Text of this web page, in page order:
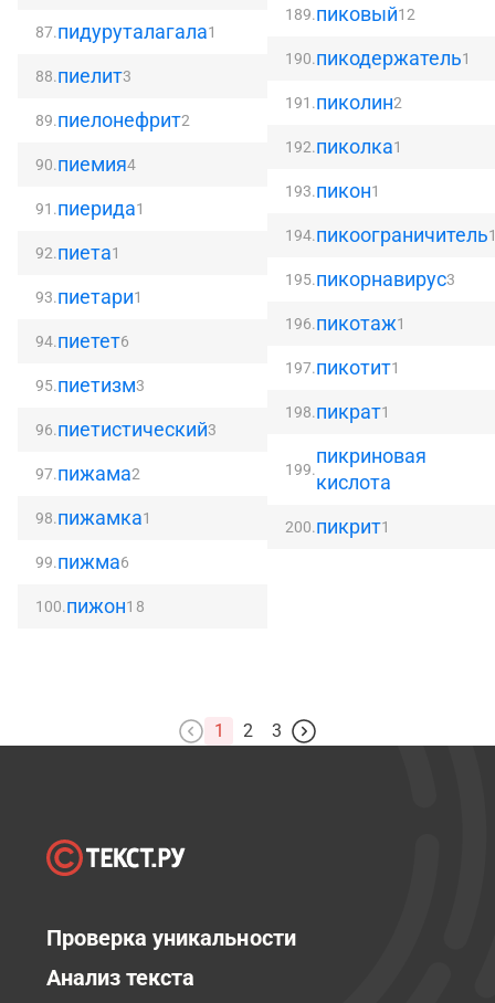
87.пидуруталагала1
88.пиелит3
89.пиелонефрит2
90.пиемия4
91.пиерида1
92.пиета1
93.пиетари1
94.пиетет6
95.пиетизм3
96.пиетистический3
97.пижама2
98.пижамка1
99.пижма6
100.пижон18
189.пиковый12
190.пикодержатель1
191.пиколин2
192.пиколка1
193.пикон1
194.пикоограничитель
195.пикорнавирус3
196.пикотаж1
197.пикотит1
198.пикрат1
199.
пикриновая
кислота
200.пикрит1
1 2 3
Проверка уникальности
Анализ текста